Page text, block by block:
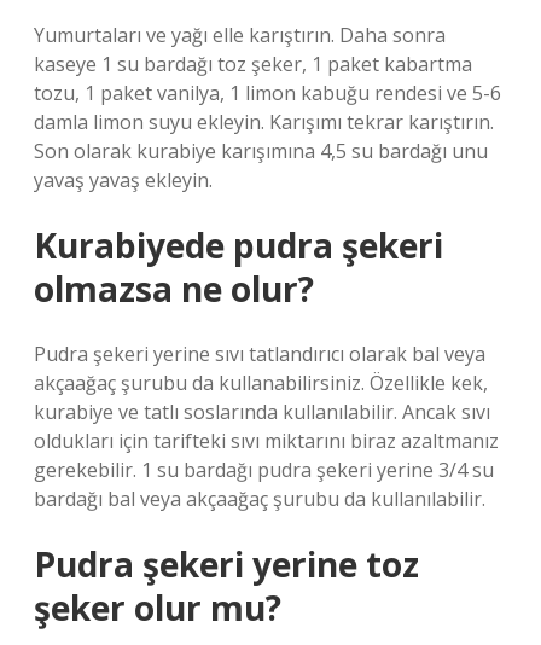
Yumurtaları ve yağı elle karıştırın. Daha sonra
kaseye 1 su bardağı toz şeker, 1 paket kabartma
tozu, 1 paket vanilya, 1 limon kabuğu rendesi ve 5-6
damla limon suyu ekleyin. Karışımı tekrar karıştırın.
Son olarak kurabiye karışımına 4,5 su bardağı unu
yavaş yavaş ekleyin.
Kurabiyede pudra şekeri
olmazsa ne olur?
Pudra şekeri yerine sıvı tatlandırıcı olarak bal veya
akçaağaç şurubu da kullanabilirsiniz. Özellikle kek,
kurabiye ve tatlı soslarında kullanılabilir. Ancak sıvı
oldukları için tarifteki sıvı miktarını biraz azaltmanız
gerekebilir. 1 su bardağı pudra şekeri yerine 3/4 su
bardağı bal veya akçaağaç şurubu da kullanılabilir.
Pudra şekeri yerine toz
şeker olur mu?